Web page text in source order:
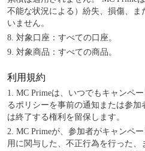
不能な状況による）紛失、損傷、ま
いません。
8. 対象口座：すべての口座。
9. 対象商品：すべての商品。
利用規約
1. MC Primeは、いつでもキャンペ
るポリシーを事前の通知または参
は終了する権利を留保します。
2. MC Primeが、参加者がキャンペ
用に関与した、不正行為を行った